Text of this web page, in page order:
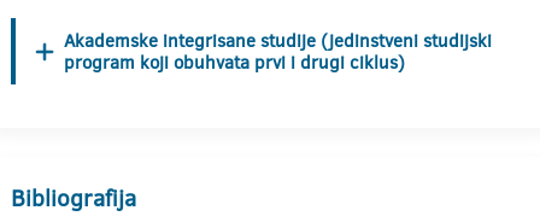
Akademske integrisane studije (jedinstveni studijski
program koji obuhvata prvi i drugi ciklus)
Bibliografija